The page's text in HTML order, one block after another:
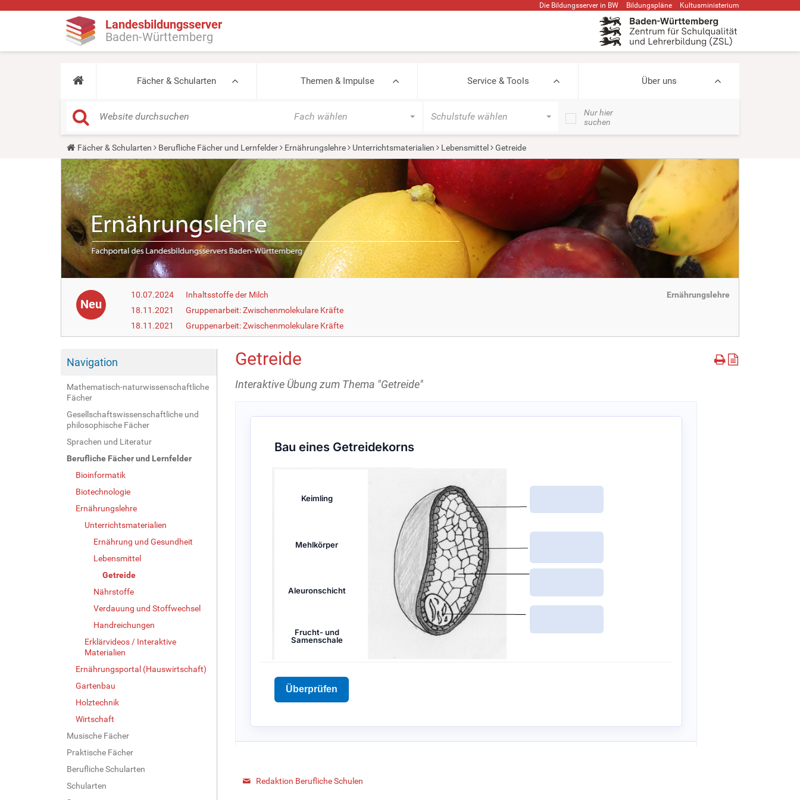
Die Bildungsserver in BW Bildungspläne Kultusministerium
Landesbildungsserver
Baden-Württemberg
Fächer & Schularten Themen & Impulse Service & Tools Über uns
Fach wählen Schulstufe wählen
Nur hier
suchen
Y
o
u
a
r
e
h
e
r
e
Fächer & Schularten Berufliche Fächer und Lernfelder Ernährungslehre Unterrichtsmaterialien Lebensmittel Getreide
Neu
10.07.2024
Inhaltsstoffe der Milch
18.11.2021
Gruppenarbeit: Zwischenmolekulare Kräfte
18.11.2021
Gruppenarbeit: Zwischenmolekulare Kräfte
Ernährungslehre
Navigation
Mathematisch-naturwissenschaftliche
Fächer
Gesellschaftswissenschaftliche und
philosophische Fächer
Sprachen und Literatur
Berufliche Fächer und Lernfelder
Bioinformatik
Biotechnologie
Ernährungslehre
Unterrichtsmaterialien
Ernährung und Gesundheit
Lebensmittel
Getreide
Nährstoffe
Verdauung und Stoffwechsel
Handreichungen
Erklärvideos / Interaktive
Materialien
Ernährungsportal (Hauswirtschaft)
Gartenbau
Holztechnik
Wirtschaft
Musische Fächer
Praktische Fächer
Berufliche Schularten
Schularten
Getreide
Interaktive Übung zum Thema "Getreide"
Redaktion Berufliche Schulen